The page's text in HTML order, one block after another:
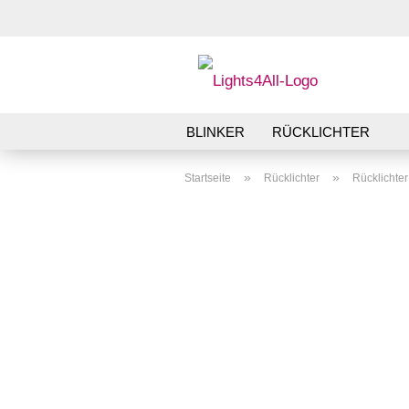
BLINKER RÜCKLICHTER
Startseite » Rücklichter »